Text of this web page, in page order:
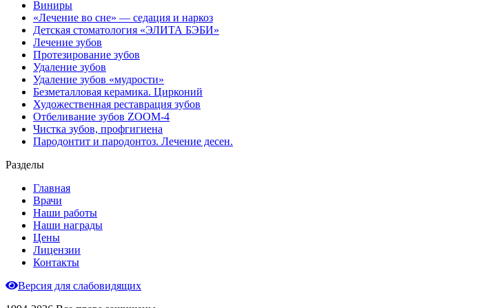
Виниры
«Лечение во сне» — седация и наркоз
Детская стоматология «ЭЛИТА БЭБИ»
Лечение зубов
Протезирование зубов
Удаление зубов
Удаление зубов «мудрости»
Безметалловая керамика. Цирконий
Художественная реставрация зубов
Отбеливание зубов ZOOM-4
Чистка зубов, профгигиена
Пародонтит и пародонтоз. Лечение десен.
Разделы
Главная
Врачи
Наши работы
Наши награды
Цены
Лицензии
Контакты
Версия для слабовидящих